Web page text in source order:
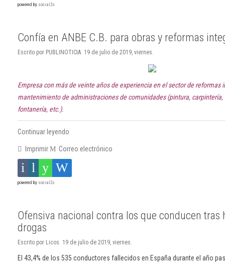
powered by social2s
Confía en ANBE C.B. para obras y reformas
Escrito por PUBLINOTICIA. 19 de julio de 2019, viernes.
Empresa con más de veinte años de experiencia en el sector de reformas
mantenimiento de administraciones de comunidades (pintura, carpintería,
fontanería, etc.).
Continuar leyendo
Imprimir Correo electrónico
powered by social2s
Ofensiva nacional contra los que conducen tras
drogas
Escrito por Licos. 19 de julio de 2019, viernes.
El 43,4% de los 535 conductores fallecidos en España durante el año